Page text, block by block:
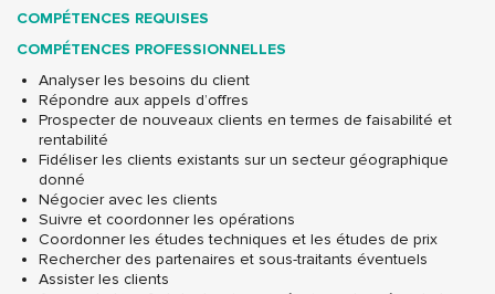
COMPÉTENCES REQUISES
COMPÉTENCES PROFESSIONNELLES
Analyser les besoins du client
Répondre aux appels d’offres
Prospecter de nouveaux clients en termes de faisabilité et
rentabilité
Fidéliser les clients existants sur un secteur géographique
donné
Négocier avec les clients
Suivre et coordonner les opérations
Coordonner les études techniques et les études de prix
Rechercher des partenaires et sous-traitants éventuels
Assister les clients